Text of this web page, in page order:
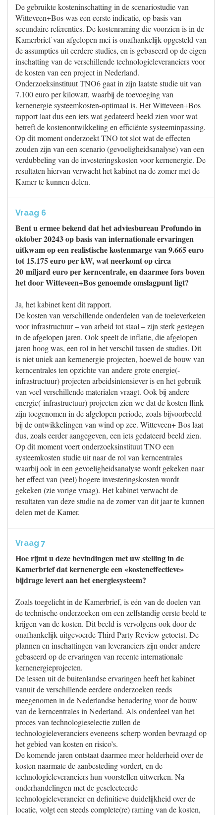
De gebruikte kosteninschatting in de scenariostudie van
Witteveen+Bos was een eerste indicatie, op basis van
secundaire referenties. De kostenraming die voorzien is in de
Kamerbrief van afgelopen mei is onafhankelijk opgesteld van
de assumpties uit eerdere studies, en is gebaseerd op de eigen
inschatting van de verschillende technologieleveranciers voor
de kosten van een project in Nederland.
Onderzoeksinstituut TNO6 gaat in zijn laatste studie uit van
7.100 euro per kilowatt, waarbij de toevoeging van
kernenergie systeemkosten-optimaal is. Het Witteveen+Bos
rapport laat dus een iets wat gedateerd beeld zien voor wat
betreft de kostenontwikkeling en efficiënte systeeminpassing.
Op dit moment onderzoekt TNO tot slot wat de effecten
zouden zijn van een scenario (gevoeligheidsanalyse) van een
verdubbeling van de investeringskosten voor kernenergie. De
resultaten hiervan verwacht het kabinet na de zomer met de
Kamer te kunnen delen.
Vraag 6
Bent u ermee bekend dat het adviesbureau Profundo in
oktober 20243 op basis van internationale ervaringen
uitkwam op een realistische kostenmarge van 9.665 euro
tot 15.175 euro per kW, wat neerkomt op circa
20 miljard euro per kerncentrale, en daarmee fors boven
het door Witteveen+Bos genoemde omslagpunt ligt?
Ja, het kabinet kent dit rapport.
De kosten van verschillende onderdelen van de toeleverketen
voor infrastructuur – van arbeid tot staal – zijn sterk gestegen
in de afgelopen jaren. Ook speelt de inflatie, die afgelopen
jaren hoog was, een rol in het verschil tussen de studies. Dit
is niet uniek aan kernenergie projecten, hoewel de bouw van
kerncentrales ten opzichte van andere grote energie(-
infrastructuur) projecten arbeidsintensiever is en het gebruik
van veel verschillende materialen vraagt. Ook bij andere
energie(-infrastructuur) projecten zien we dat de kosten flink
zijn toegenomen in de afgelopen periode, zoals bijvoorbeeld
bij de ontwikkelingen van wind op zee. Witteveen+ Bos laat
dus, zoals eerder aangegeven, een iets gedateerd beeld zien.
Op dit moment voert onderzoeksinstituut TNO een
systeemkosten studie uit naar de rol van kerncentrales
waarbij ook in een gevoeligheidsanalyse wordt gekeken naar
het effect van (veel) hogere investeringskosten wordt
gekeken (zie vorige vraag). Het kabinet verwacht de
resultaten van deze studie na de zomer van dit jaar te kunnen
delen met de Kamer.
Vraag 7
Hoe rijmt u deze bevindingen met uw stelling in de
Kamerbrief dat kernenergie een «kosteneffectieve»
bijdrage levert aan het energiesysteem?
Zoals toegelicht in de Kamerbrief, is eén van de doelen van
de technische onderzoeken om een zelfstandig eerste beeld te
krijgen van de kosten. Dit beeld is vervolgens ook door de
onafhankelijk uitgevoerde Third Party Review getoetst. De
plannen en inschattingen van leveranciers zijn onder andere
gebaseerd op de ervaringen van recente internationale
kernenergieprojecten.
De lessen uit de buitenlandse ervaringen heeft het kabinet
vanuit de verschillende eerdere onderzoeken reeds
meegenomen in de Nederlandse benadering voor de bouw
van de kerncentrales in Nederland. Als onderdeel van het
proces van technologieselectie zullen de
technologieleveranciers eveneens scherp worden bevraagd op
het gebied van kosten en risico’s.
De komende jaren ontstaat daarmee meer helderheid over de
kosten naarmate de aanbesteding vordert, en de
technologieleveranciers hun voorstellen uitwerken. Na
onderhandelingen met de geselecteerde
technologieleverancier en definitieve duidelijkheid over de
locatie, volgt een steeds complete(re) raming van de kosten,